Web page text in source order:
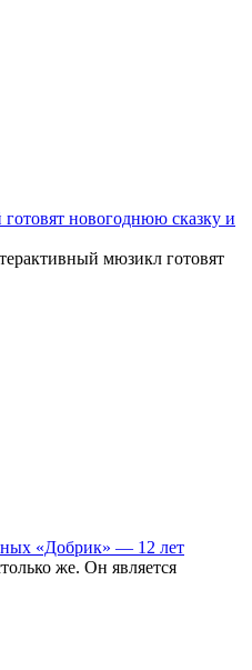
новогоднюю сказку и
мюзикл готовят
«Добрик» — 12 лет
же. Он является